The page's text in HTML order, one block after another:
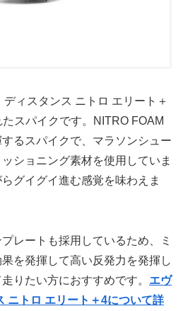
ィスタンス ニトロ エリート＋
スパイクです。NITRO FOAM
るスパイクで、マラソンシュー
ショニング素材を使用していま
グイグイ進む感覚を味わえま
レートも採用しているため、ミ
を発揮して高い反発力を発揮し
りたい方におすすめです。 エヴ
ニトロ エリート＋4について詳